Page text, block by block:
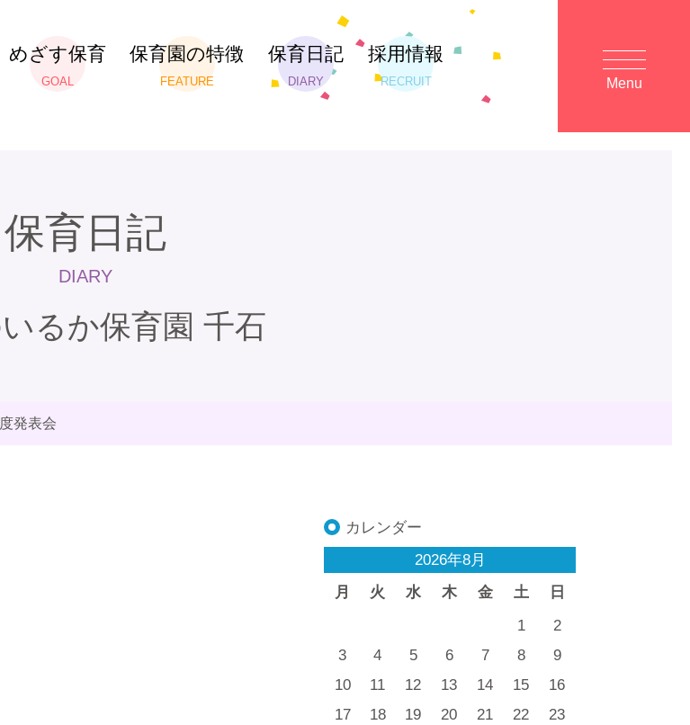
めざす保育
GOAL
保育園の特徴
FEATURE
保育日記
DIARY
採用情報
RECRUIT Menu
保育日記
DIARY
るか保育園 千石
発表会
カレンダー
2026年8月
月
火 水 木 金 土 日
1
2
3
4 5 6 7 8
9
10
11 12 13 14 15
16
17
18 19 20 21 22
23